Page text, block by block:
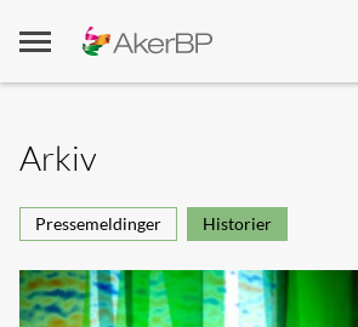
Arkiv
Pressemeldinger Historier